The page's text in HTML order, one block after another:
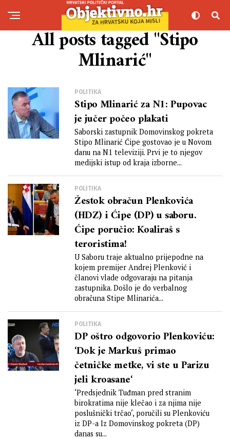
All posts tagged "Stipo
Mlinarić"
POLITIKA
Stipo Mlinarić za N1: Pupovac
je jučer počeo plakati
Saborski zastupnik Domovinskog pokreta
Stipo Mlinarić Ćipe gostovao je u Novom
danu na N1 televiziji. Prvi je to njegov
medijski istup od kraja izborne...
POLITIKA
Žestok obračun Plenkovića
(HDZ) i Ćipe (DP) u saboru.
Ćipe poručio: Koaliraš s
teroristima!
U Saboru traje aktualno prijepodne na
kojem premijer Andrej Plenković i
članovi vlade odgovaraju na pitanja
zastupnika. Došlo je do verbalnog
obračuna Stipe Mlinarića...
POLITIKA
DP oštro odgovorio Plenkoviću:
‘Dok je Markuš primao
četničke metke, vi ste u Parizu
jeli kroasane‘
‘Predsjednik Tuđman pred stranim
birokratima nije klečao i za njima nije
poslušnički trčao‘, poručili su Plenkoviću
iz DP-a Iz Domovinskog pokreta (DP)
danas su...